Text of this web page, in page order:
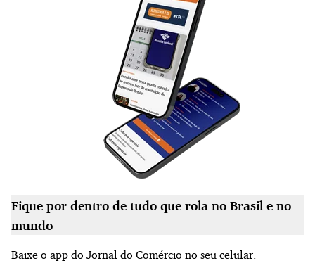
Fique por dentro de tudo que rola no Brasil e no
mundo
Baixe o app do Jornal do Comércio no seu celular.